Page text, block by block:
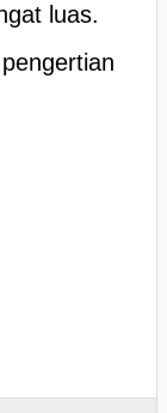
luas.